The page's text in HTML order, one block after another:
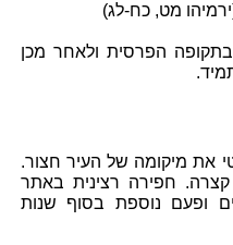
מט, כח-לג)
הפרסית ולאחר מכן
בריטי את מיקומה של העיר חצור.
חפירה רצינית באתר
ופעם נוספת בסוף שנות